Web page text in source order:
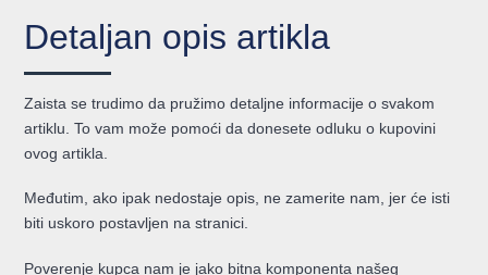
Detaljan opis artikla
Zaista se trudimo da pružimo detaljne informacije o svakom
artiklu. To vam može pomoći da donesete odluku o kupovini
ovog artikla.
Međutim, ako ipak nedostaje opis, ne zamerite nam, jer će isti
biti uskoro postavljen na stranici.
Poverenje kupca nam je jako bitna komponenta našeg